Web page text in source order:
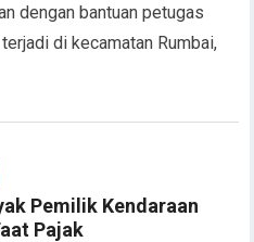
dengan bantuan petugas
di kecamatan Rumbai,
Pemilik Kendaraan
Pajak